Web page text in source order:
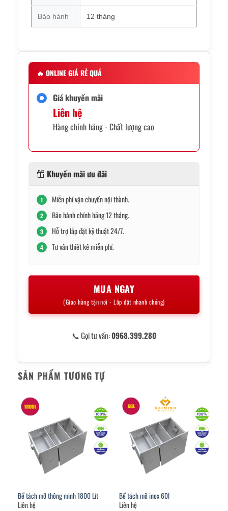
Bảo hành 12 tháng
🔥 ONLINE GIÁ RẺ QUÁ
Giá khuyến mãi
Liên hệ
Hàng chính hãng - Chất lượng cao
Khuyến mãi ưu đãi
1 Miễn phí vận chuyển nội thành.
2 Bảo hành chính hãng 12 tháng.
3 Hỗ trợ lắp đặt kỹ thuật 24/7.
4 Tư vấn thiết kế miễn phí.
MUA NGAY
(Giao hàng tận nơi - Lắp đặt nhanh chóng)
📞 Gọi tư vấn:0968.399.280
SẢN PHẨM TƯƠNG TỰ
Bể tách mỡ thông minh 1800 Lít
Liên hệ
Bể tách mỡ inox 60l
Liên hệ